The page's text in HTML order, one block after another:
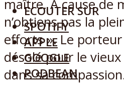
ECOUTER SUR
SPOTIFY
APPLE
GOOGLE
PODBEAN
maître. À cause de
n’obtiens pas la
efforts ». Le porteur
désolé pour le
dans sa